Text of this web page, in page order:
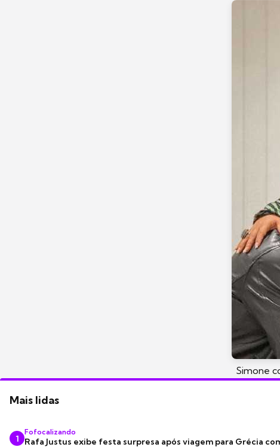
Simone
Mais lidas
1
Fofocalizando
Rafa Justus exibe festa surpresa após viagem para Grécia